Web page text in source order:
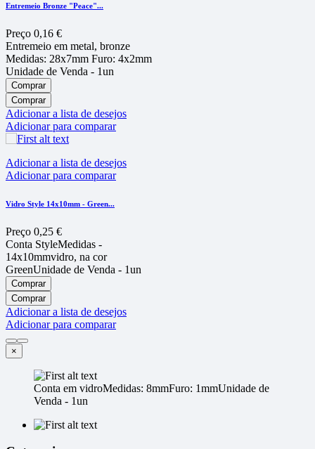
Entremeio Bronze "Peace"...
Preço 0,16 €
Entremeio em metal, bronze
Medidas: 28x7mm Furo: 4x2mm
Unidade de Venda - 1un
Comprar
Comprar
Adicionar a lista de desejos
Adicionar para comparar
Adicionar a lista de desejos
Adicionar para comparar
Vidro Style 14x10mm - Green...
Preço 0,25 €
Conta StyleMedidas -
14x10mmvidro, na cor
GreenUnidade de Venda - 1un
Comprar
Comprar
Adicionar a lista de desejos
Adicionar para comparar
×
Conta em vidroMedidas: 8mmFuro: 1mmUnidade de
Venda - 1un